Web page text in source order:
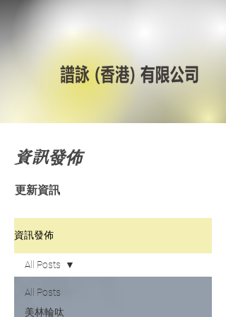
資訊發佈
更新資訊
資訊發佈
All Posts
美林輪呔
All Posts